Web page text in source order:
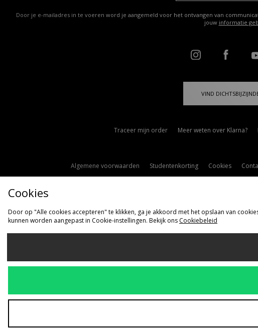
Door je e-mailadres in te voeren word je aangemeld voor het ontvangen van
jouw informatie
VIND
Traceer mijn order Meer weten over Klarna?
Algemene voorwaarden Studentenkorting Cookies
Verzenden
Cookies
Door op "Alle cookies accepteren" te klikken, ga je akkoord met het opslaan van
kunnen worden aangepast in Cookie-instellingen. Bekijk ons Cookiebeleid